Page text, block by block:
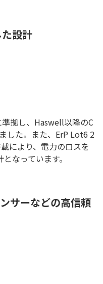
設計
拠し、Haswell以降のC
した。また、ErP Lot6 2
により、電力のロスを
なっています。
サーなどの高信頼